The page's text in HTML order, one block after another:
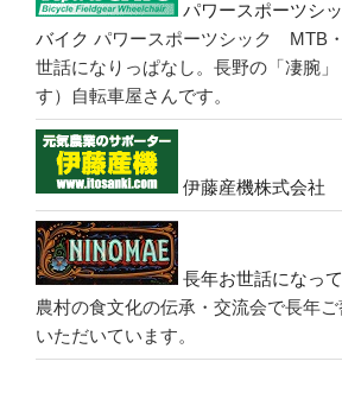
パワースポーツシ
バイク パワースポーツシック MTB
世話になりっぱなし。長野の「凄腕
す）自転車屋さんです。
伊藤産機株式会社
長年お世話になっ
農村の食文化の伝承・交流会で長年
いただいています。